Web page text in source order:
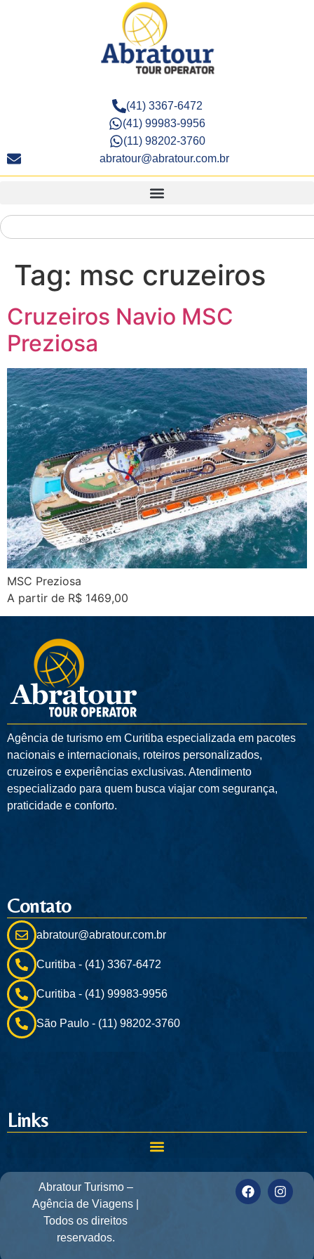
(41) 3367-6472
(41) 99983-9956
(11) 98202-3760
abratour@abratour.com.br
Tag: msc cruzeiros
Cruzeiros Navio MSC
Preziosa
MSC Preziosa
A partir de R$ 1469,00
Agência de turismo em Curitiba especializada em pacotes
nacionais e internacionais, roteiros personalizados,
cruzeiros e experiências exclusivas. Atendimento
especializado para quem busca viajar com segurança,
praticidade e conforto.
Contato
abratour@abratour.com.br
Curitiba - (41) 3367-6472
Curitiba - (41) 99983-9956
São Paulo - (11) 98202-3760
Links
Abratour Turismo –
Agência de Viagens |
Todos os direitos
reservados.